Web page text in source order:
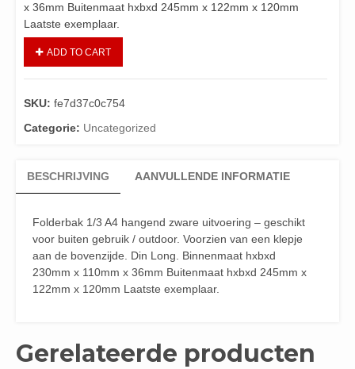
x 36mm Buitenmaat hxbxd 245mm x 122mm x 120mm
Laatste exemplaar.
ADD TO CART
SKU: fe7d37c0c754
Categorie: Uncategorized
BESCHRIJVING AANVULLENDE INFORMATIE
Folderbak 1/3 A4 hangend zware uitvoering – geschikt
voor buiten gebruik / outdoor. Voorzien van een klepje
aan de bovenzijde. Din Long. Binnenmaat hxbxd
230mm x 110mm x 36mm Buitenmaat hxbxd 245mm x
122mm x 120mm Laatste exemplaar.
Gerelateerde producten